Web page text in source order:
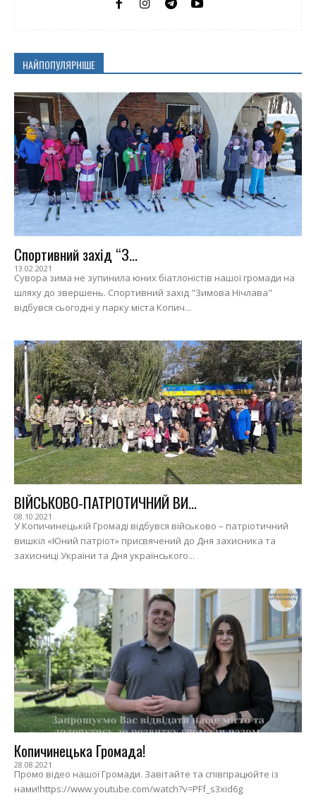
НАЙПОПУЛЯРНІШЕ
Спортивний захід “З...
13.02.2021
Сувора зима не зупинила юних біатлоністів нашої громади на
шляху до звершень. Спортивний захід "Зимова Нічлава"
відбувся сьогодні у парку міста Копич...
ВІЙСЬКОВО-ПАТРІОТИЧНИЙ ВИ...
08.10.2021
У Копичинецькій Громаді відбувся військово – патріотичний
вишкіл «Юний патріот» присвячений до Дня захисника та
захисниці України та Дня українського...
Копичинецька Громада!
28.08.2021
Промо відео нашої Громади. Завітайте та співпрацюйте із
нами!https://www.youtube.com/watch?v=PFf_s3xid6g